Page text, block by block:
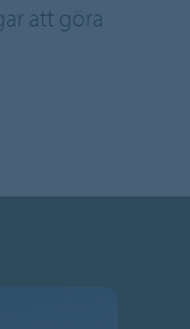
att göra